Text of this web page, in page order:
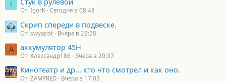
I
От: IgorK Сегодня в 08:48
Скрип спереди в подвеске.
От: swyazist Вчера в 22:28
А аккумулятор 45H
От: Александр186 Вчера в 20:37
Кинотеатр и др... кто что смотрел и как оно.
От: ZAMPRED Вчера в 17:03